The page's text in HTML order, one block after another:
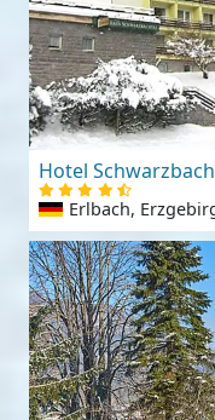
Hotel
Erlbach,